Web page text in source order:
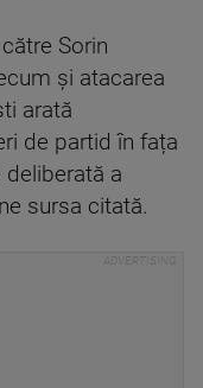
Sorin
și atacarea
arată
de partid în fața
a
sursa citată.